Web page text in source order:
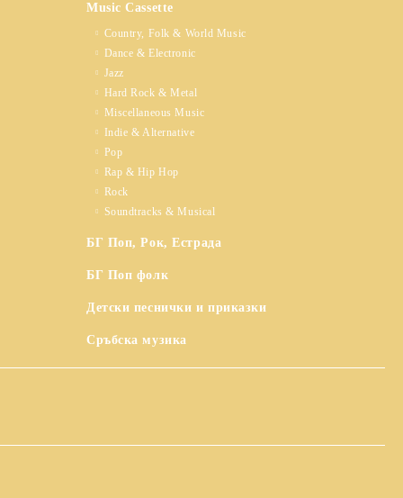
Music Cassette
Country, Folk & World Music
Dance & Electronic
Jazz
Hard Rock & Metal
Miscellaneous Music
Indie & Alternative
Pop
Rap & Hip Hop
Rock
Soundtracks & Musical
БГ Поп, Рок, Естрада
БГ Поп фолк
Детски песнички и приказки
Сръбска музика